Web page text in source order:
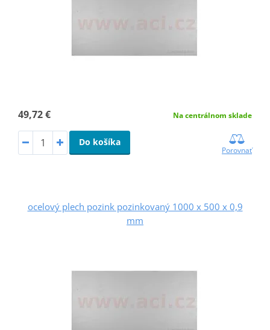
49,72 € Na centrálnom sklade
Do košíka
Porovnať
ocelový plech pozink pozinkovaný 1000 x 500 x 0,9
mm